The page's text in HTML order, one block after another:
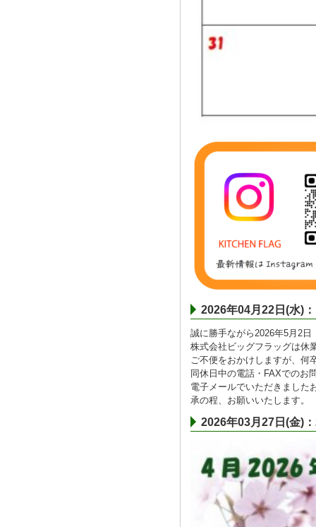
2026年04月22日(水)
誠に勝手ながら2026年5月2
株式会社ビッグフラッグは休
ご不便をおかけしますが、何
同休日中の電話・FAXでのお
電子メールでいただきました
承の程、お願いいたします。
2026年03月27日(金)